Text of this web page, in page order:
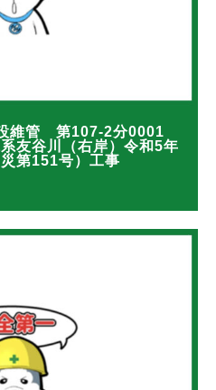
維管 第107-2分0001
友谷川（右岸）令和5年
第151号）工事